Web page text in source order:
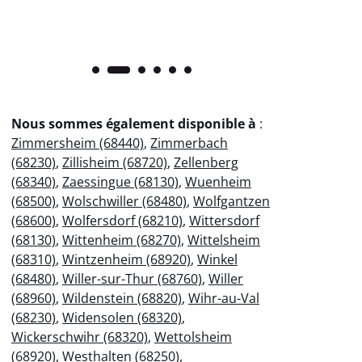
Nous sommes également disponible à :
Zimmersheim (68440), Zimmerbach
(68230), Zillisheim (68720), Zellenberg
(68340), Zaessingue (68130), Wuenheim
(68500), Wolschwiller (68480), Wolfgantzen
(68600), Wolfersdorf (68210), Wittersdorf
(68130), Wittenheim (68270), Wittelsheim
(68310), Wintzenheim (68920), Winkel
(68480), Willer-sur-Thur (68760), Willer
(68960), Wildenstein (68820), Wihr-au-Val
(68230), Widensolen (68320),
Wickerschwihr (68320), Wettolsheim
(68920), Westhalten (68250),